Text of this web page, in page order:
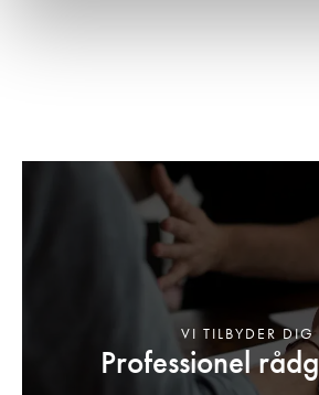
Professionel
VI TILBYDER DIG